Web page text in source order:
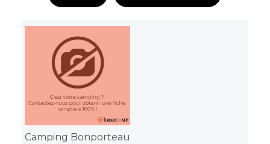
Camping Bonporteau